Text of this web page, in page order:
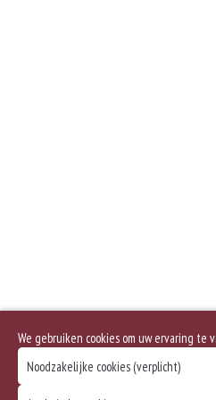
We gebruiken cookies om uw ervaring
Noodzakelijke cookies (verplicht)